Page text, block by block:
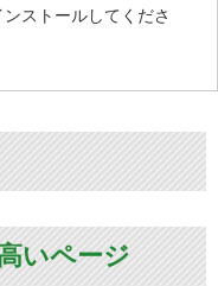
ストールしてくださ
いページ